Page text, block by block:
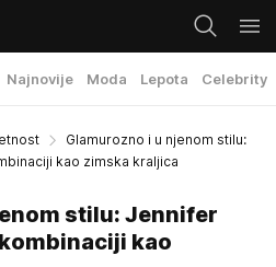
Najnovije Moda Lepota Celebrity
Glamurozno i u njenom stilu:
kao zimska kraljica
stilu: Jennifer
kao